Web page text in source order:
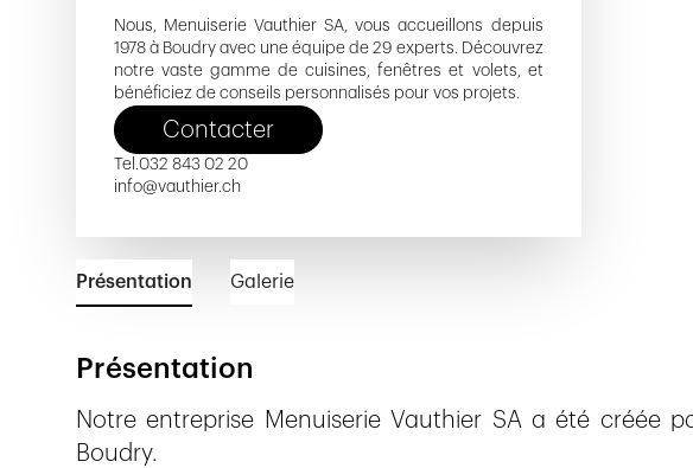
Nous, Menuiserie Vauthier SA, vous accueillons depuis
1978 à Boudry avec une équipe de 29 experts. Découvrez
notre vaste gamme de cuisines, fenêtres et volets, et
bénéficiez de conseils personnalisés pour vos projets.
Contacter
Tel.032 843 02 20
info@vauthier.ch
Présentation Galerie
Présentation
Notre entreprise Menuiserie Vauthier SA a été créée
Boudry.